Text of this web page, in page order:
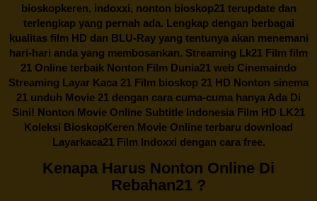
bioskopkeren, indoxxi, nonton bioskop21 terupdate dan
terlengkap yang pernah ada. Lengkap dengan berbagai
kualitas film HD dan BLU-Ray yang tentunya akan menemani
hari-hari anda yang membosankan. Streaming Lk21 Film film
21 Online terbaik Nonton Film Dunia21 web Cinemaindo
Streaming Layar Kaca 21 Film bioskop 21 HD Nonton sinema
21 unduh Movie 21 dengan cara cuma-cuma hanya Ada Di
Sini! Nonton Movie Online Subtitle Indonesia Film HD LK21
Koleksi BioskopKeren Movie Online terbaru download
Layarkaca21 Film Indoxxi dengan cara free.
Kenapa Harus Nonton Online Di
Rebahan21 ?